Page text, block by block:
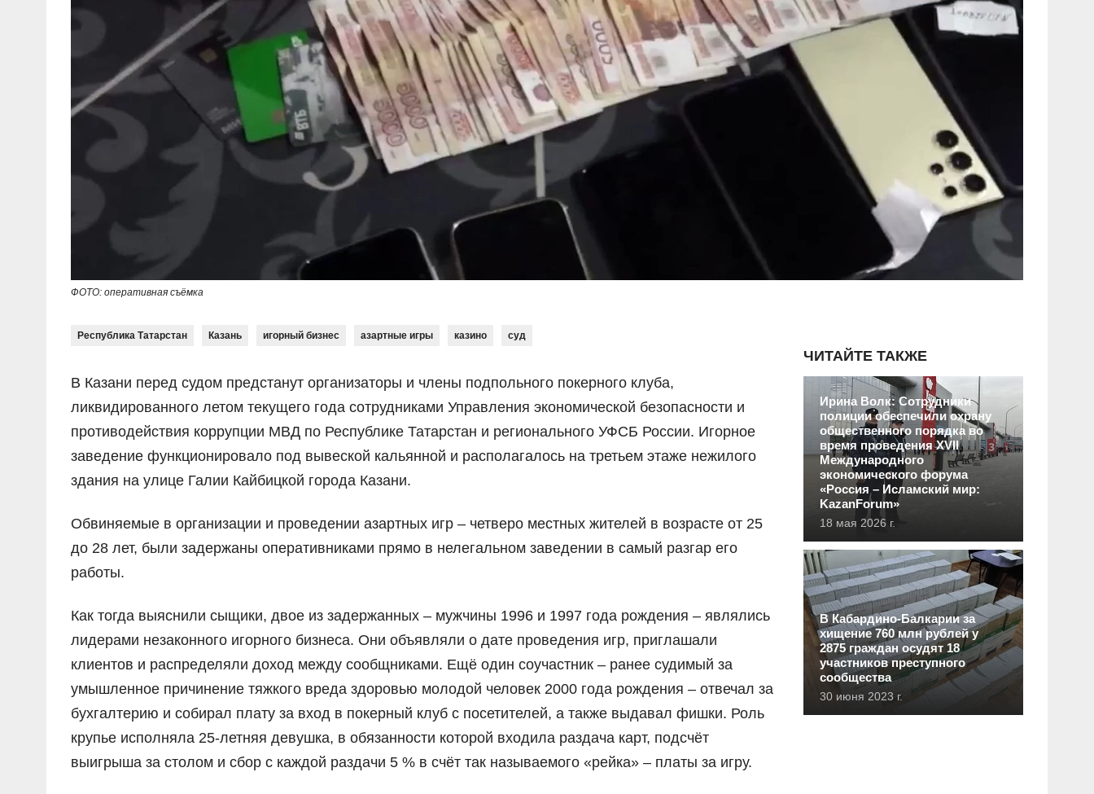
ФОТО: оперативная съёмка
Республика Татарстан Казань игорный бизнес азартные игры казино суд
В Казани перед судом предстанут организаторы и члены подпольного покерного клуба,
ликвидированного летом текущего года сотрудниками Управления экономической безопасности и
противодействия коррупции МВД по Республике Татарстан и регионального УФСБ России. Игорное
заведение функционировало под вывеской кальянной и располагалось на третьем этаже нежилого
здания на улице Галии Кайбицкой города Казани.
Обвиняемые в организации и проведении азартных игр – четверо местных жителей в возрасте от 25
до 28 лет, были задержаны оперативниками прямо в нелегальном заведении в самый разгар его
работы.
Как тогда выяснили сыщики, двое из задержанных – мужчины 1996 и 1997 года рождения – являлись
лидерами незаконного игорного бизнеса. Они объявляли о дате проведения игр, приглашали
клиентов и распределяли доход между сообщниками. Ещё один соучастник – ранее судимый за
умышленное причинение тяжкого вреда здоровью молодой человек 2000 года рождения – отвечал за
бухгалтерию и собирал плату за вход в покерный клуб с посетителей, а также выдавал фишки. Роль
крупье исполняла 25-летняя девушка, в обязанности которой входила раздача карт, подсчёт
выигрыша за столом и сбор с каждой раздачи 5 % в счёт так называемого «рейка» – платы за игру.
ЧИТАЙТЕ ТАКЖЕ
Ирина Волк: Сотрудники
полиции обеспечили охрану
общественного порядка во
время проведения XVII
Международного
экономического форума
«Россия – Исламский мир:
KazanForum»
18 мая 2026 г.
В Кабардино-Балкарии за
хищение 760 млн рублей у
2875 граждан осудят 18
участников преступного
сообщества
30 июня 2023 г.